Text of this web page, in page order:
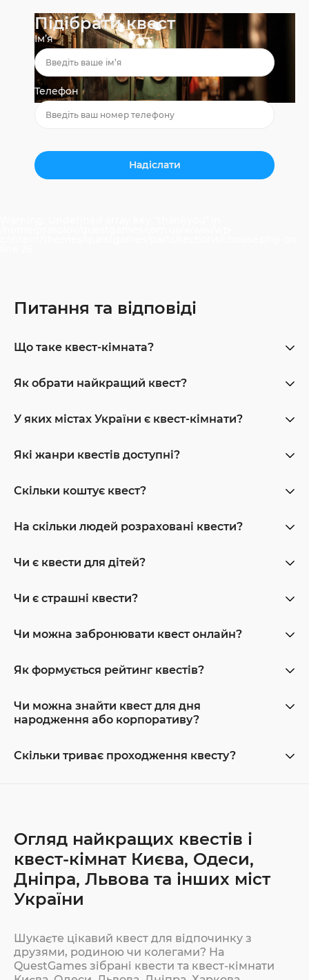
Підібрати квест
Ім’я
Телефон
Питання та відповіді
Що таке квест-кімната?
Як обрати найкращий квест?
У яких містах України є квест-кімнати?
Які жанри квестів доступні?
Скільки коштує квест?
На скільки людей розраховані квести?
Чи є квести для дітей?
Чи є страшні квести?
Чи можна забронювати квест онлайн?
Як формується рейтинг квестів?
Чи можна знайти квест для дня
народження або корпоративу?
Скільки триває проходження квесту?
Огляд найкращих квестів і
квест-кімнат Києва, Одеси,
Дніпра, Львова та інших міст
України
Шукаєте цікавий квест для відпочинку з
друзями, родиною чи колегами? На
QuestGames зібрані квести та квест-кімнати